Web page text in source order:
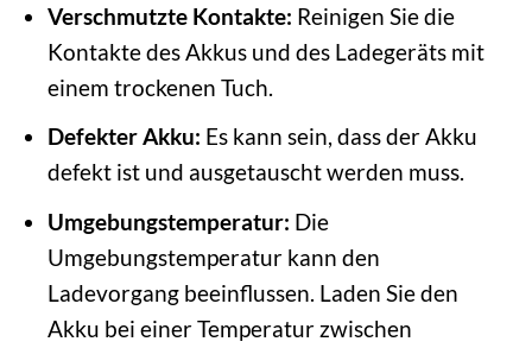
Verschmutzte Kontakte: Reinigen Sie die
Kontakte des Akkus und des Ladegeräts mit
einem trockenen Tuch.
Defekter Akku: Es kann sein, dass der Akku
defekt ist und ausgetauscht werden muss.
Umgebungstemperatur: Die
Umgebungstemperatur kann den
Ladevorgang beeinflussen. Laden Sie den
Akku bei einer Temperatur zwischen